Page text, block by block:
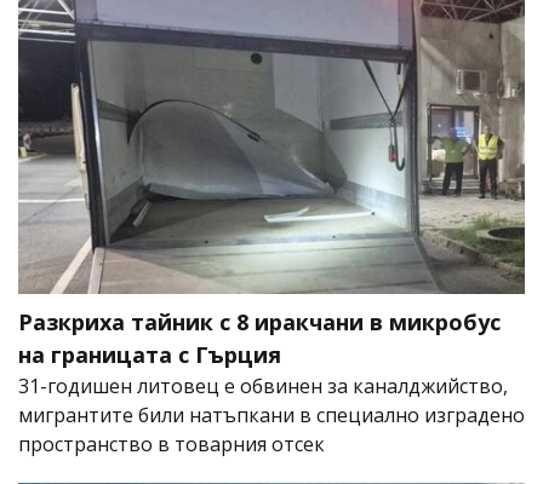
Разкриха тайник с 8 иракчани в микробус
на границата с Гърция
31-годишен литовец е обвинен за каналджийство,
мигрантите били натъпкани в специално изградено
пространство в товарния отсек